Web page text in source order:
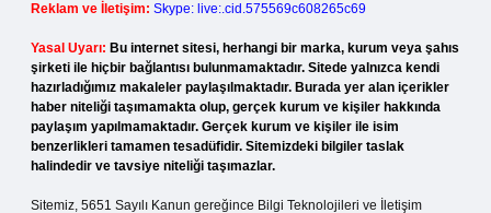
Reklam ve İletişim: Skype: live:.cid.575569c608265c69
Yasal Uyarı: Bu internet sitesi, herhangi bir marka, kurum veya şahıs
şirketi ile hiçbir bağlantısı bulunmamaktadır. Sitede yalnızca kendi
hazırladığımız makaleler paylaşılmaktadır. Burada yer alan içerikler
haber niteliği taşımamakta olup, gerçek kurum ve kişiler hakkında
paylaşım yapılmamaktadır. Gerçek kurum ve kişiler ile isim
benzerlikleri tamamen tesadüfidir. Sitemizdeki bilgiler taslak
halindedir ve tavsiye niteliği taşımazlar.
Sitemiz, 5651 Sayılı Kanun gereğince Bilgi Teknolojileri ve İletişim